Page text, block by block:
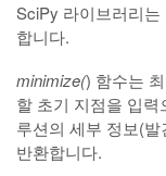
SciPy 라이브러리는
합니다.
minimize() 함수는
할 초기 지점을 입
루션의 세부 정보(
반환합니다.